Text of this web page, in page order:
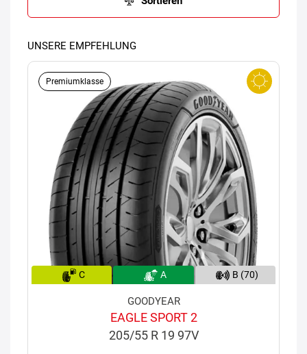
UNSERE EMPFEHLUNG
Premiumklasse
C A B (70)
GOODYEAR
EAGLE SPORT 2
205/55 R 19 97V